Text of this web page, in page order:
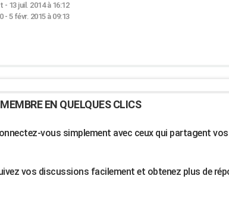
- 13 juil. 2014 à 16:12
- 5 févr. 2015 à 09:13
EN QUELQUES CLICS
vous simplement avec ceux qui partagent
vos discussions facilement et obtenez plus de